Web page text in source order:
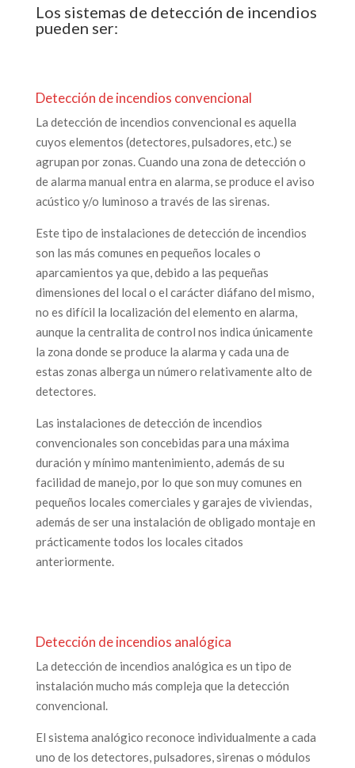
Los sistemas de detección de incendios
pueden ser:
Detección de incendios convencional
La detección de incendios convencional es aquella
cuyos elementos (detectores, pulsadores, etc.) se
agrupan por zonas. Cuando una zona de detección o
de alarma manual entra en alarma, se produce el aviso
acústico y/o luminoso a través de las sirenas.
Este tipo de instalaciones de detección de incendios
son las más comunes en pequeños locales o
aparcamientos ya que, debido a las pequeñas
dimensiones del local o el carácter diáfano del mismo,
no es difícil la localización del elemento en alarma,
aunque la centralita de control nos indica únicamente
la zona donde se produce la alarma y cada una de
estas zonas alberga un número relativamente alto de
detectores.
Las instalaciones de detección de incendios
convencionales son concebidas para una máxima
duración y mínimo mantenimiento, además de su
facilidad de manejo, por lo que son muy comunes en
pequeños locales comerciales y garajes de viviendas,
además de ser una instalación de obligado montaje en
prácticamente todos los locales citados
anteriormente.
Detección de incendios analógica
La detección de incendios analógica es un tipo de
instalación mucho más compleja que la detección
convencional.
El sistema analógico reconoce individualmente a cada
uno de los detectores, pulsadores, sirenas o módulos